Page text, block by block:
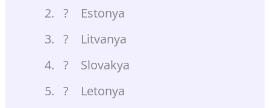
? Estonya
? Litvanya
? Slovakya
? Letonya